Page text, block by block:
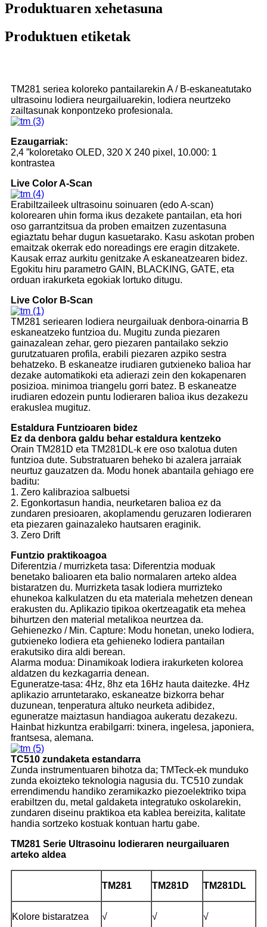
Produktuaren xehetasuna
Produktuen etiketak
TM281 seriea koloreko pantailarekin A / B-eskaneatutako
ultrasoinu lodiera neurgailuarekin, lodiera neurtzeko
zailtasunak konpontzeko profesionala.
Ezaugarriak:
2,4 ”koloretako OLED, 320 X 240 pixel, 10.000: 1
kontrastea
Live Color A-Scan
Erabiltzaileek ultrasoinu soinuaren (edo A-scan)
kolorearen uhin forma ikus dezakete pantailan, eta hori
oso garrantzitsua da proben emaitzen zuzentasuna
egiaztatu behar dugun kasuetarako. Kasu askotan proben
emaitzak okerrak edo noreadings ere eragin ditzakete.
Kausak erraz aurkitu genitzake A eskaneatzearen bidez.
Egokitu hiru parametro GAIN, BLACKING, GATE, eta
orduan irakurketa egokiak lortuko ditugu.
Live Color B-Scan
TM281 seriearen lodiera neurgailuak denbora-oinarria B
eskaneatzeko funtzioa du. Mugitu zunda piezaren
gainazalean zehar, gero piezaren pantailako sekzio
gurutzatuaren profila, erabili piezaren azpiko sestra
behatzeko. B eskaneatze irudiaren gutxieneko balioa har
dezake automatikoki eta adierazi zein den kokapenaren
posizioa. minimoa triangelu gorri batez. B eskaneatze
irudiaren edozein puntu lodieraren balioa ikus dezakezu
erakuslea mugituz.
Estaldura Funtzioaren bidez
Ez da denbora galdu behar estaldura kentzeko
Orain TM281D eta TM281DL-k ere oso txalotua duten
funtzioa dute. Substratuaren beheko bi azalera jarraiak
neurtuz gauzatzen da. Modu honek abantaila gehiago ere
baditu:
1. Zero kalibrazioa salbuetsi
2. Egonkortasun handia, neurketaren balioa ez da
zundaren presioaren, akoplamendu geruzaren lodieraren
eta piezaren gainazaleko hautsaren eraginik.
3. Zero Drift
Funtzio praktikoagoa
Diferentzia / murrizketa tasa: Diferentzia moduak
benetako balioaren eta balio normalaren arteko aldea
bistaratzen du. Murrizketa tasak lodiera murrizteko
ehunekoa kalkulatzen du eta materiala mehetzen denean
erakusten du. Aplikazio tipikoa okertzeagatik eta mehea
bihurtzen den material metalikoa neurtzea da.
Gehienezko / Min. Capture: Modu honetan, uneko lodiera,
gutxieneko lodiera eta gehieneko lodiera pantailan
erakutsiko dira aldi berean.
Alarma modua: Dinamikoak lodiera irakurketen kolorea
aldatzen du kezkagarria denean.
Eguneratze-tasa: 4Hz, 8hz eta 16Hz hauta daitezke. 4Hz
aplikazio arruntetarako, eskaneatze bizkorra behar
duzunean, tenperatura altuko neurketa adibidez,
eguneratze maiztasun handiagoa aukeratu dezakezu.
Hainbat hizkuntza erabilgarri: txinera, ingelesa, japoniera,
frantsesa, alemana.
TC510 zundaketa estandarra
Zunda instrumentuaren bihotza da; TMTeck-ek munduko
zunda ekoizteko teknologia nagusia du. TC510 zundak
errendimendu handiko zeramikazko piezoelektriko txipa
erabiltzen du, metal galdaketa integratuko oskolarekin,
zundaren diseinu praktikoa eta kablea bereizita, kalitate
handia sortzeko kostuak kontuan hartu gabe.
TM281 Serie Ultrasoinu lodieraren neurgailuaren
arteko aldea
TM281 TM281D TM281DL
Kolore bistaratzea √ √ √